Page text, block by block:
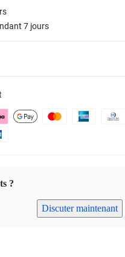
7 jours
?
Discuter maintenant